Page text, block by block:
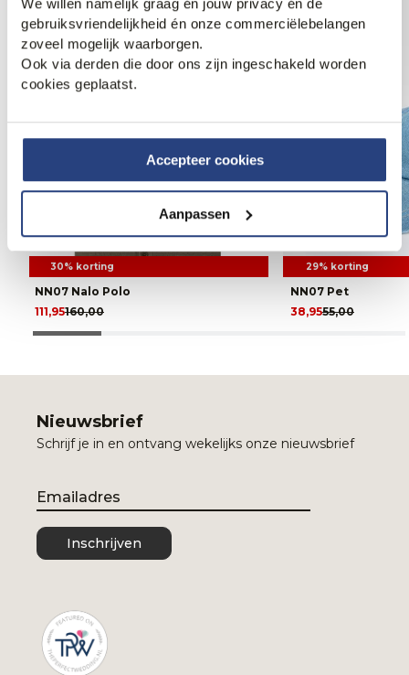
We willen namelijk graag én jouw privacy én de
gebruiksvriendelijkheid én onze commerciëlebelangen
zoveel mogelijk waarborgen.
Ook via derden die door ons zijn ingeschakeld worden
cookies geplaatst.
Accepteer cookies
Aanpassen
30% korting
NN07 Nalo Polo
160,00
111,95
29% korting
NN07 Pet
55,00
38,95
Nieuwsbrief
Schrijf je in en ontvang wekelijks onze nieuwsbrief
Email
Inschrijven